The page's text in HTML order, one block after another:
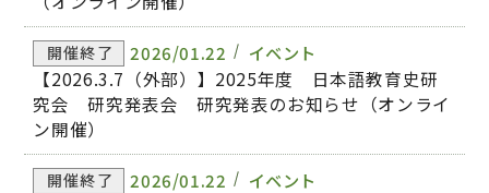
開催終了 2026/01.22 イベント
【2026.3.7（外部）】2025年度 日本語教育史研
究会 研究発表会 研究発表のお知らせ（オンライ
ン開催）
開催終了 2026/01.22 イベント